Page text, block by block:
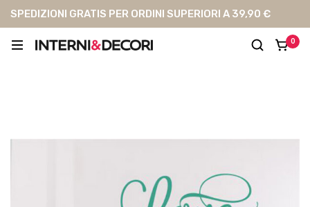
SPEDIZIONI GRATIS PER ORDINI SUPERIORI A 39,90 €
0